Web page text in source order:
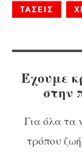
ΤΑΣΕΙΣ
Έχουμε
στην
Για όλα τα
τρόπου